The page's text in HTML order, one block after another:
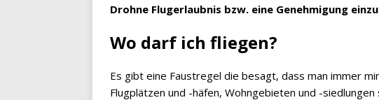
Drohne Flugerlaubnis bzw. eine Genehmigung
Wo darf ich fliegen?
Es gibt eine Faustregel die besagt, dass man immer
Flugplätzen und -häfen, Wohngebieten und -